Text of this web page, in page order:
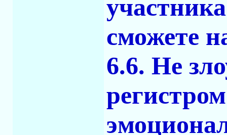
сможете
6.6. Не